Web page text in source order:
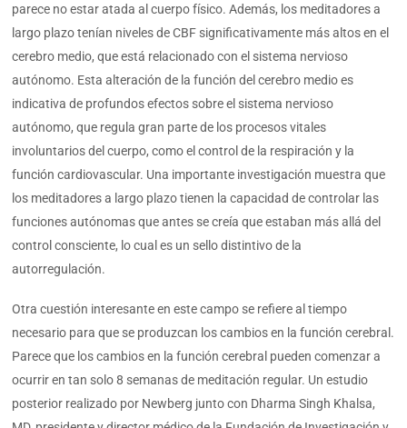
parece no estar atada al cuerpo físico. Además, los meditadores a
largo plazo tenían niveles de CBF significativamente más altos en el
cerebro medio, que está relacionado con el sistema nervioso
autónomo. Esta alteración de la función del cerebro medio es
indicativa de profundos efectos sobre el sistema nervioso
autónomo, que regula gran parte de los procesos vitales
involuntarios del cuerpo, como el control de la respiración y la
función cardiovascular. Una importante investigación muestra que
los meditadores a largo plazo tienen la capacidad de controlar las
funciones autónomas que antes se creía que estaban más allá del
control consciente, lo cual es un sello distintivo de la
autorregulación.
Otra cuestión interesante en este campo se refiere al tiempo
necesario para que se produzcan los cambios en la función cerebral.
Parece que los cambios en la función cerebral pueden comenzar a
ocurrir en tan solo 8 semanas de meditación regular. Un estudio
posterior realizado por Newberg junto con Dharma Singh Khalsa,